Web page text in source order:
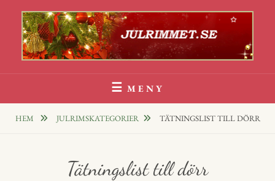
innehåll
Julrim Och Julklappsrim
MENY
HEM JULRIMSKATEGORIER TÄTNINGSLIST TILL DÖRR
Tätningslist till dörr